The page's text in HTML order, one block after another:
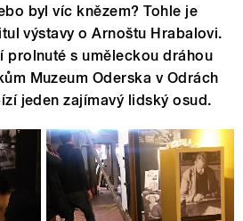
byl víc knězem? Tohle je
výstavy o Arnoštu Hrabalovi.
prolnuté s uměleckou dráhou
Muzeum Oderska v Odrách
jeden zajímavý lidský osud.